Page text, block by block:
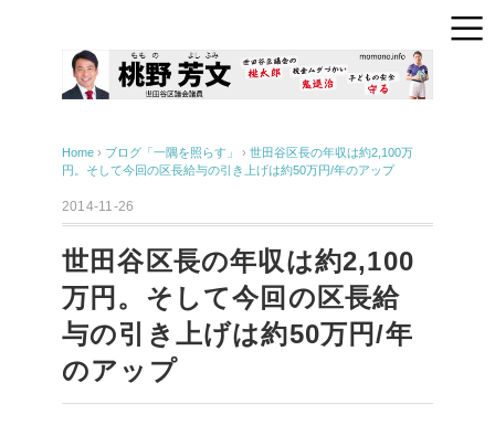
Home › ブログ「一隅を照らす」 › 世田谷区長の年収は約2,100万
円。そして今回の区長給与の引き上げは約50万円/年のアップ
2014-11-26
世田谷区長の年収は約2,100
万円。そして今回の区長給
与の引き上げは約50万円/年
のアップ